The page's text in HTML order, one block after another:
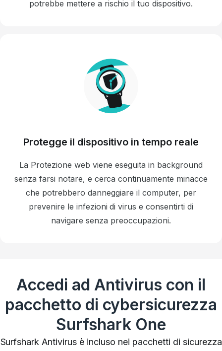
potrebbe mettere a rischio il tuo dispositivo.
Protegge il dispositivo in tempo reale
La Protezione web viene eseguita in background
senza farsi notare, e cerca continuamente minacce
che potrebbero danneggiare il computer, per
prevenire le infezioni di virus e consentirti di
navigare senza preoccupazioni.
Accedi ad Antivirus con il
pacchetto di cybersicurezza
Surfshark One
Surfshark Antivirus è incluso nei pacchetti di sicurezza